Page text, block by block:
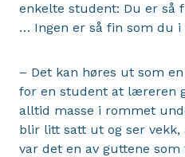
enkelte student: Du er så
… Ingen er så fin som du i
– Det kan høres ut som
for en student at læreren
alltid masse i rommet
blir litt satt ut og ser vekk,
var det en av guttene